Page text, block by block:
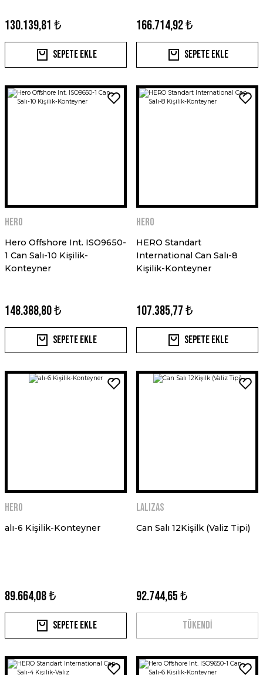
130.139,81 ₺
Sepete Ekle
166.714,92 ₺
Sepete Ekle
HERO
Hero Offshore Int. ISO9650-
1 Can Salı-10 Kişilik-
Konteyner
148.388,80 ₺
Sepete Ekle
HERO
HERO Standart
International Can Salı-8
Kişilik-Konteyner
107.385,77 ₺
Sepete Ekle
HERO
alı-6 Kişilik-Konteyner
89.664,08 ₺
Sepete Ekle
LALIZAS
Can Salı 12Kişilk (Valiz Tipi)
92.744,65 ₺
TÜKENDİ